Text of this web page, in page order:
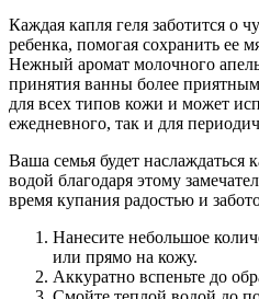
Каждая капля геля заботится о
ребенка, помогая сохранить ее
Нежный аромат молочного
принятия ванны более
для всех типов кожи и может
ежедневного, так и для
Ваша семья будет
водой благодаря этому
время купания радостью и
Нанесите небольшое
или прямо на кожу.
Аккуратно вспеньте до